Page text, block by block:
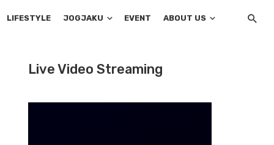
LIFESTYLE JOGJAKU EVENT ABOUT US
Live Video Streaming